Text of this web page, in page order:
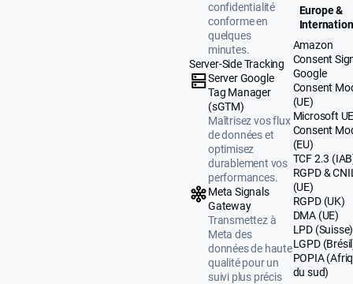
confidentialité
conforme en
quelques
minutes.
Server-Side Tracking
Server Google
Tag Manager
(sGTM)
Maîtrisez vos flux
de données et
optimisez
durablement vos
performances.
Meta Signals
Gateway
Transmettez à
Meta des
données de haute
qualité pour un
suivi plus précis
Europe &
Amazon
Consent
Google
Consent
(UE)
Microsoft
Consent
(EU)
TCF 2.3
RGPD &
(UE)
RGPD (UK)
DMA (UE)
LPD (Suisse)
LGPD
POPIA
du sud)